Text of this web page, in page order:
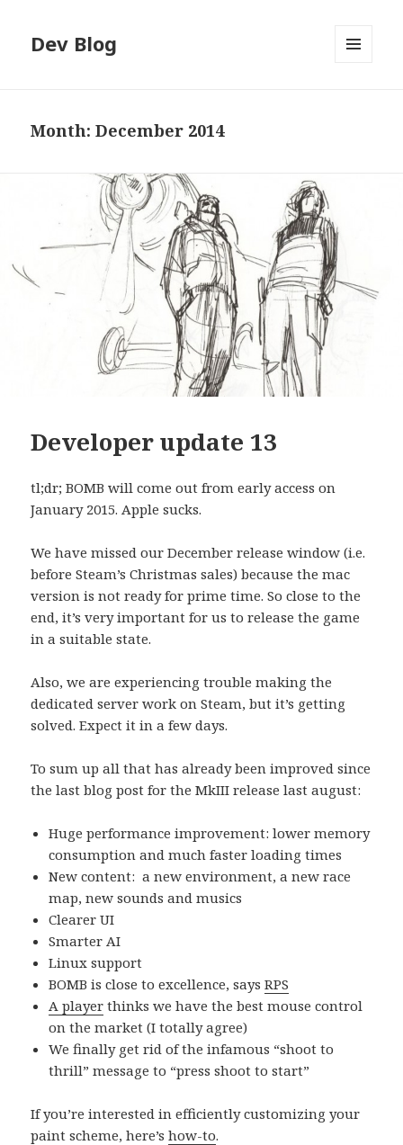
Dev Blog
Month:December 2014
Developer update 13
tl;dr; BOMB will come out from early access on
January 2015. Apple sucks.
We have missed our December release window (i.e.
before Steam’s Christmas sales) because the mac
version is not ready for prime time. So close to the
end, it’s very important for us to release the game
in a suitable state.
Also, we are experiencing trouble making the
dedicated server work on Steam, but it’s getting
solved. Expect it in a few days.
To sum up all that has already been improved since
the last blog post for the MkIII release last august:
Huge performance improvement: lower memory
consumption and much faster loading times
New content: a new environment, a new race
map, new sounds and musics
Clearer UI
Smarter AI
Linux support
BOMB is close to excellence, saysRPS
A player thinks we have the best mouse control
on the market (I totally agree)
We finally get rid of the infamous “shoot to
thrill” message to “press shoot to start”
If you’re interested in efficiently customizing your
paint scheme, here’show-to.